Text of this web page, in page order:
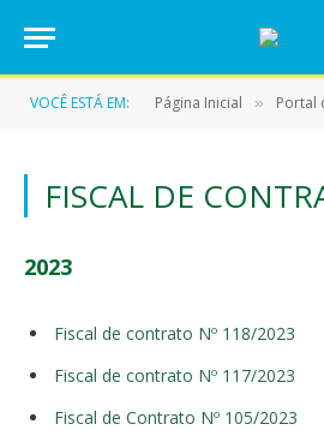
VOCÊ ESTÁ EM: Página Inicial » Portal
FISCAL DE
2023
Fiscal de contrato Nº 118/2023
Fiscal de contrato Nº 117/2023
Fiscal de Contrato Nº 105/2023